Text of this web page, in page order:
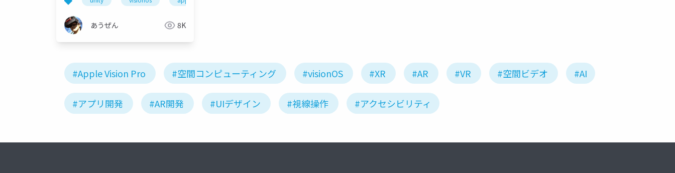
あうぜん 8K
#Apple Vision Pro #空間コンピューティング #visionOS #XR #AR #VR #空間ビデオ #AI
#アプリ開発 #AR開発 #UIデザイン #視線操作 #アクセシビリティ